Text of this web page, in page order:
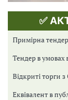
✅
Примірна
Тендер в умовах
Відкриті торги
Еквівалент в